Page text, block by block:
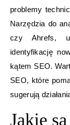
problemy
Narzędzia do
czy Ahrefs,
identyfikację
kątem SEO.
SEO, które
sugerują
Jakie